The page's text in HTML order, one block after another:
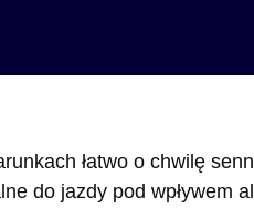
łatwo o chwilę
do jazdy pod wpływem